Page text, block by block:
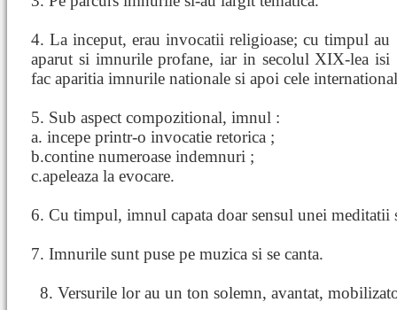
4. La inceput, erau invocatii religioase; cu timpul au
aparut si imnurile profane, iar in secolul XIX-lea isi
fac aparitia imnurile nationale si apoi cele
5. Sub aspect compozitional, imnul :
a. incepe printr-o invocatie retorica ;
b.contine numeroase indemnuri ;
c.apeleaza la evocare.
6. Cu timpul, imnul capata doar sensul unei meditatii
7. Imnurile sunt puse pe muzica si se canta.
8. Versurile lor au un ton solemn, avantat,